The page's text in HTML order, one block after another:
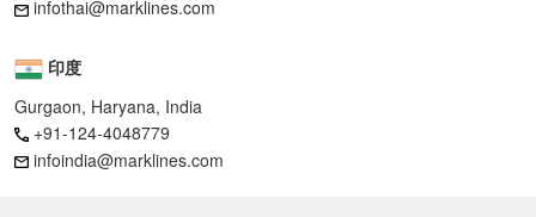
infothai@marklines.com
印度
Gurgaon, Haryana, India
+91-124-4048779
infoindia@marklines.com